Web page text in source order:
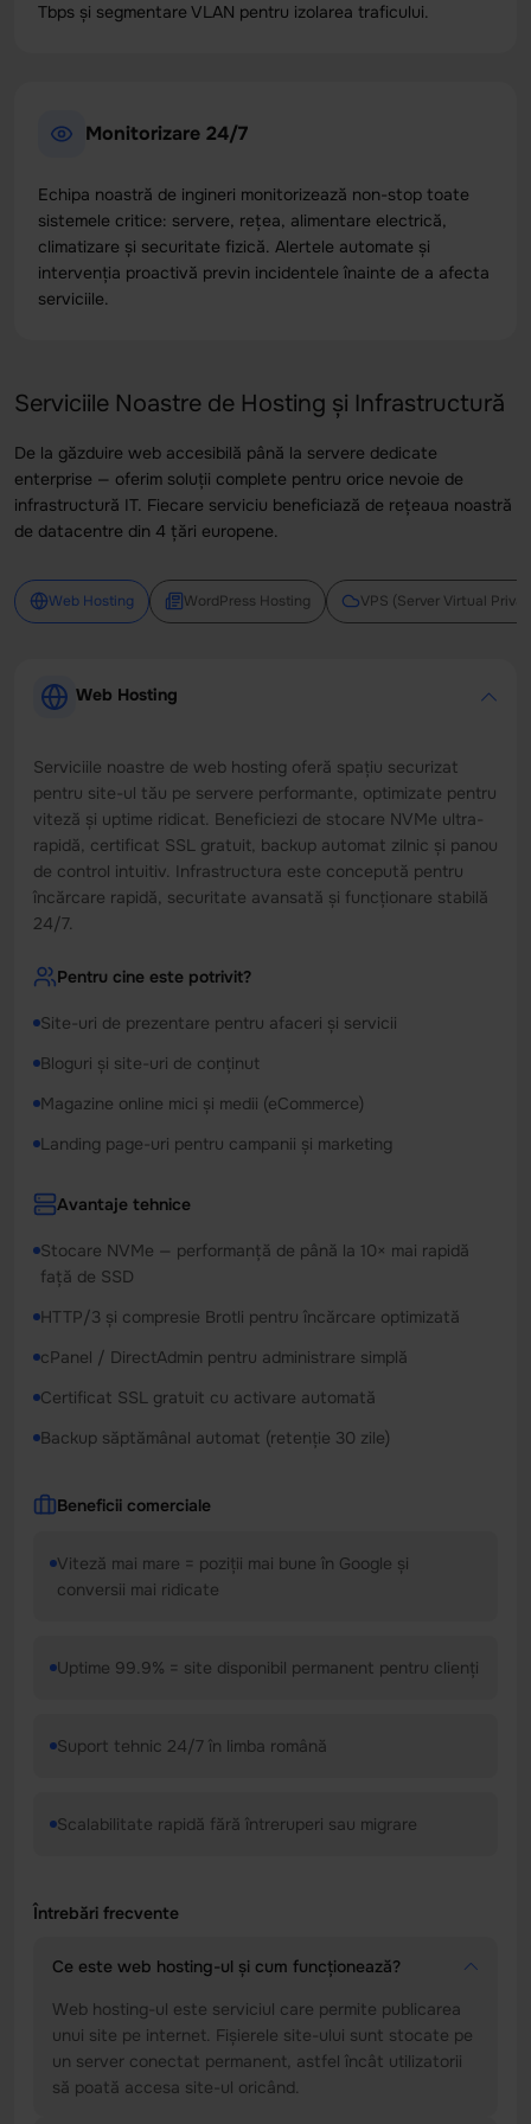
Tbps și segmentare VLAN pentru izolarea traficului.
Monitorizare 24/7
Echipa noastră de ingineri monitorizează non-stop toate
sistemele critice: servere, rețea, alimentare electrică,
climatizare și securitate fizică. Alertele automate și
intervenția proactivă previn incidentele înainte de a afecta
serviciile.
Serviciile Noastre de Hosting și Infrastructură
De la găzduire web accesibilă până la servere dedicate
enterprise — oferim soluții complete pentru orice nevoie de
infrastructură IT. Fiecare serviciu beneficiază de rețeaua noastră
de datacentre din 4 țări europene.
Web Hosting WordPress Hosting VPS (Server Virtual
Web Hosting
Serviciile noastre de web hosting oferă spațiu securizat
pentru site-ul tău pe servere performante, optimizate pentru
viteză și uptime ridicat. Beneficiezi de stocare NVMe ultra-
rapidă, certificat SSL gratuit, backup automat zilnic și panou
de control intuitiv. Infrastructura este concepută pentru
încărcare rapidă, securitate avansată și funcționare stabilă
24/7.
Pentru cine este potrivit?
Site-uri de prezentare pentru afaceri și servicii
Bloguri și site-uri de conținut
Magazine online mici și medii (eCommerce)
Landing page-uri pentru campanii și marketing
Avantaje tehnice
Stocare NVMe — performanță de până la 10× mai rapidă
față de SSD
HTTP/3 și compresie Brotli pentru încărcare optimizată
cPanel / DirectAdmin pentru administrare simplă
Certificat SSL gratuit cu activare automată
Backup săptămânal automat (retenție 30 zile)
Beneficii comerciale
Viteză mai mare = poziții mai bune în Google și
conversii mai ridicate
Uptime 99.9% = site disponibil permanent pentru clienți
Suport tehnic 24/7 în limba română
Scalabilitate rapidă fără întreruperi sau migrare
Întrebări frecvente
Ce este web hosting-ul și cum funcționează?
Web hosting-ul este serviciul care permite publicarea
unui site pe internet. Fișierele site-ului sunt stocate pe
un server conectat permanent, astfel încât utilizatorii
să poată accesa site-ul oricând.